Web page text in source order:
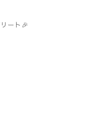
ート🎉